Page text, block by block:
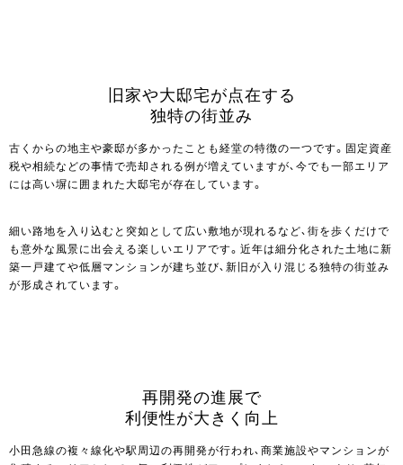
旧家や大邸宅が点在する
独特の街並み
古くからの地主や豪邸が多かったことも経堂の特徴の一つです。固定資産
税や相続などの事情で売却される例が増えていますが、今でも一部エリア
には高い塀に囲まれた大邸宅が存在しています。
細い路地を入り込むと突如として広い敷地が現れるなど、街を歩くだけで
も意外な風景に出会える楽しいエリアです。近年は細分化された土地に新
築一戸建てや低層マンションが建ち並び、新旧が入り混じる独特の街並み
が形成されています。
再開発の進展で
利便性が大きく向上
小田急線の複々線化や駅周辺の再開発が行われ、商業施設やマンションが